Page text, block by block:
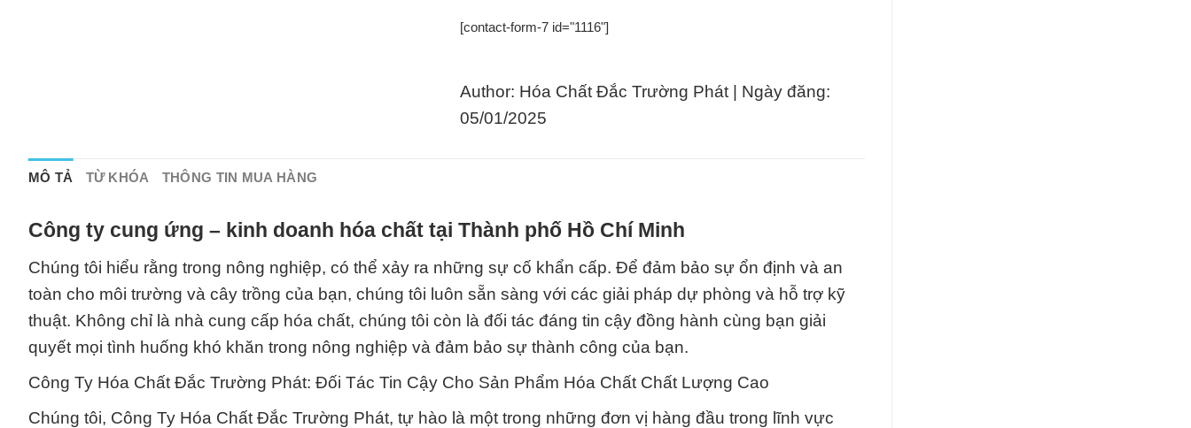
[contact-form-7 id="1116"]
Author: Hóa Chất Đắc Trường Phát | Ngày đăng:
05/01/2025
MÔ TẢ TỪ KHÓA THÔNG TIN MUA HÀNG
Công ty cung ứng – kinh doanh hóa chất tại Thành phố Hồ Chí Minh
Chúng tôi hiểu rằng trong nông nghiệp, có thể xảy ra những sự cố khẩn cấp. Để đảm bảo sự ổn định và an
toàn cho môi trường và cây trồng của bạn, chúng tôi luôn sẵn sàng với các giải pháp dự phòng và hỗ trợ kỹ
thuật. Không chỉ là nhà cung cấp hóa chất, chúng tôi còn là đối tác đáng tin cậy đồng hành cùng bạn giải
quyết mọi tình huống khó khăn trong nông nghiệp và đảm bảo sự thành công của bạn.
Công Ty Hóa Chất Đắc Trường Phát: Đối Tác Tin Cậy Cho Sản Phẩm Hóa Chất Chất Lượng Cao
Chúng tôi, Công Ty Hóa Chất Đắc Trường Phát, tự hào là một trong những đơn vị hàng đầu trong lĩnh vực